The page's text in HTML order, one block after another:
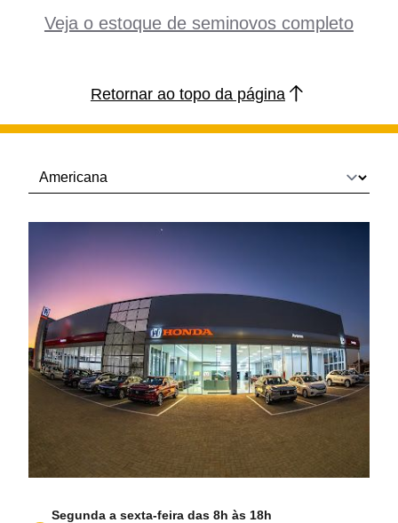
Veja o estoque de seminovos completo
Retornar ao topo da página
Segunda a sexta-feira das 8h às 18h